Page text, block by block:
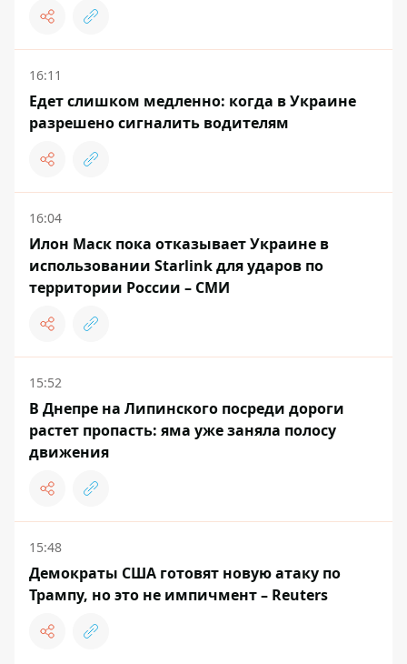
16:11
Едет слишком медленно: когда в Украине
разрешено сигналить водителям
16:04
Илон Маск пока отказывает Украине в
использовании Starlink для ударов по
территории России – СМИ
15:52
В Днепре на Липинского посреди дороги
растет пропасть: яма уже заняла полосу
движения
15:48
Демократы США готовят новую атаку по
Трампу, но это не импичмент – Reuters